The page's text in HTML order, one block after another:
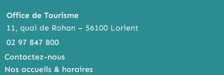
Office de Tourisme
11, quai de Rohan – 56100 Lorient
02 97 847 800
Contactez-nous
Nos accueils & horaires